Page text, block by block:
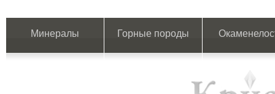
Минералы Горные породы